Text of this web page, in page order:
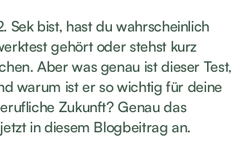
Sek bist, hast du wahrscheinlich
gehört oder stehst kurz
Aber was genau ist dieser Test,
warum ist er so wichtig für deine
Zukunft? Genau das
in diesem Blogbeitrag an.